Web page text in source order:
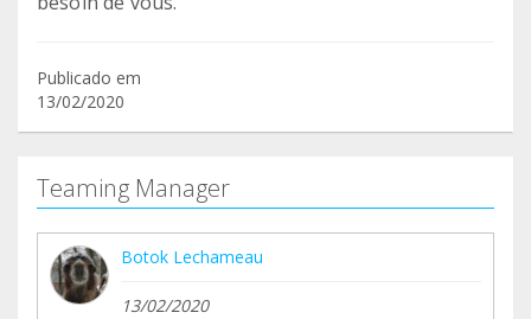
Publicado em
13/02/2020
Teaming Manager
Botok Lechameau
13/02/2020